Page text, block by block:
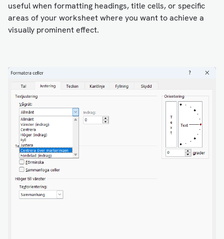
useful when formatting headings, title cells, or specific
areas of your worksheet where you want to achieve a
visually prominent effect.